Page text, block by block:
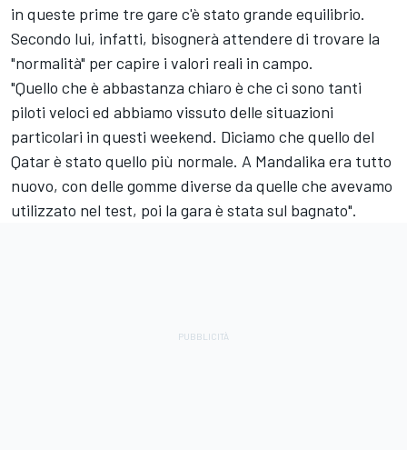
in queste prime tre gare c'è stato grande equilibrio.
Secondo lui, infatti, bisognerà attendere di trovare la
"normalità" per capire i valori reali in campo.
"Quello che è abbastanza chiaro è che ci sono tanti
piloti veloci ed abbiamo vissuto delle situazioni
particolari in questi weekend. Diciamo che quello del
Qatar è stato quello più normale. A Mandalika era tutto
nuovo, con delle gomme diverse da quelle che avevamo
utilizzato nel test, poi la gara è stata sul bagnato".